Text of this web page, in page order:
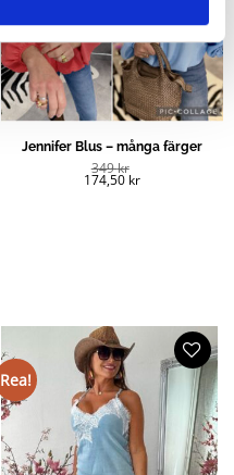
Jennifer Blus – många färger
349kr
174,50 kr
Rea!